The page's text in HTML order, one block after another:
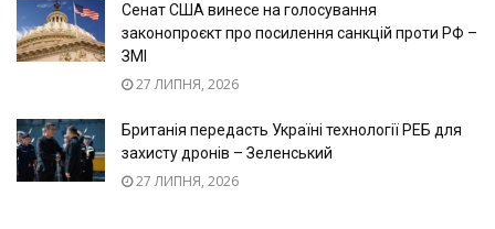
Сенат США винесе на голосування
законопроєкт про посилення санкцій проти РФ –
ЗМІ
27 ЛИПНЯ, 2026
Британія передасть Україні технології РЕБ для
захисту дронів – Зеленський
27 ЛИПНЯ, 2026